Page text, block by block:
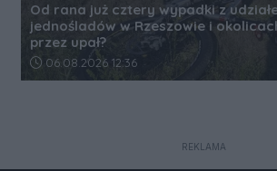
Od rana już cztery wypadki z
jednośladów w Rzeszowie i
przez upał?
Data dodania artykułu:
06.08.2026 12:36
REKLAMA